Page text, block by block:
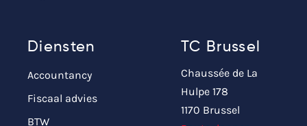
Diensten
Accountancy
Fiscaal advies
BTW
TC Brussel
Chaussée de La
Hulpe 178
1170 Brussel